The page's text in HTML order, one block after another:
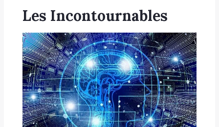
Les Incontournables